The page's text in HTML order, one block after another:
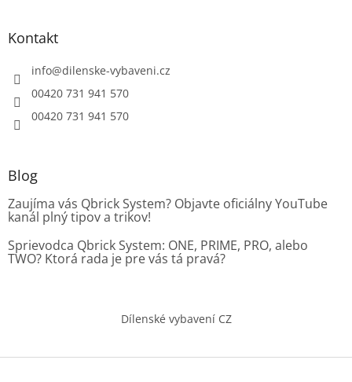
Kontakt
info@dilenske-vybaveni.cz
00420 731 941 570
00420 731 941 570
Blog
Zaujíma vás Qbrick System? Objavte oficiálny YouTube
kanál plný tipov a trikov!
Sprievodca Qbrick System: ONE, PRIME, PRO, alebo
TWO? Ktorá rada je pre vás tá pravá?
Dílenské vybavení CZ